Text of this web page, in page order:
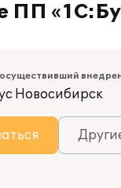
ПП
Новосибирск